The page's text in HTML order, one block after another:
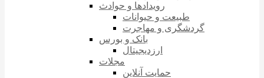
رویدادها و حوادث
طبیعت و حیوانات
گردشگری و مهاجرت
بانک و بورس
ارزدیجیتال
مجلات
حمایت آنلاین